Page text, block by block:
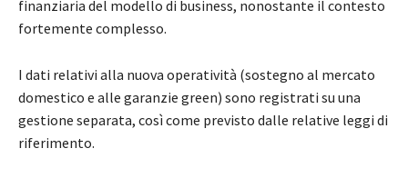
finanziaria del modello di business, nonostante il contesto
fortemente complesso.
I dati relativi alla nuova operatività (sostegno al mercato
domestico e alle garanzie green) sono registrati su una
gestione separata, così come previsto dalle relative leggi di
riferimento.